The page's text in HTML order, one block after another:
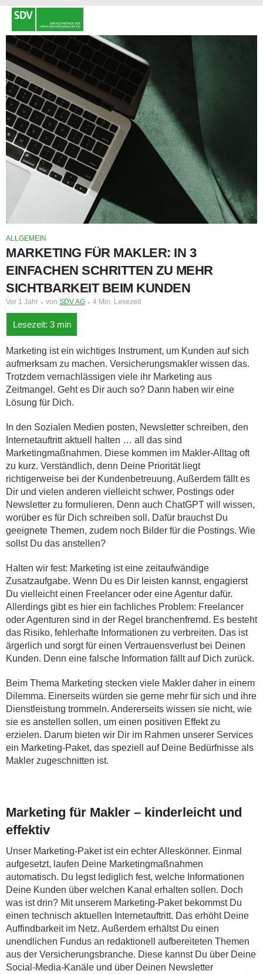
ALLGEMEIN
MARKETING FÜR MAKLER: IN 3
EINFACHEN SCHRITTEN ZU MEHR
SICHTBARKEIT BEIM KUNDEN
Vor 1 Jahr von SDV AG 4 Min. Lesezeit
Marketing ist ein wichtiges Instrument, um Kunden auf sich
aufmerksam zu machen. Versicherungsmakler wissen das.
Trotzdem vernachlässigen viele ihr Marketing aus
Zeitmangel. Geht es Dir auch so? Dann haben wir eine
Lösung für Dich.
In den Sozialen Medien posten, Newsletter schreiben, den
Internetauftritt aktuell halten … all das sind
Marketingmaßnahmen. Diese kommen im Makler-Alltag oft
zu kurz. Verständlich, denn Deine Priorität liegt
richtigerweise bei der Kundenbetreuung. Außerdem fällt es
Dir und vielen anderen vielleicht schwer, Postings oder
Newsletter zu formulieren. Denn auch ChatGPT will wissen,
worüber es für Dich schreiben soll. Dafür brauchst Du
geeignete Themen, zudem noch Bilder für die Postings. Wie
sollst Du das anstellen?
Halten wir fest: Marketing ist eine zeitaufwändige
Zusatzaufgabe. Wenn Du es Dir leisten kannst, engagierst
Du vielleicht einen Freelancer oder eine Agentur dafür.
Allerdings gibt es hier ein fachliches Problem: Freelancer
oder Agenturen sind in der Regel branchenfremd. Es besteht
das Risiko, fehlerhafte Informationen zu verbreiten. Das ist
ärgerlich und sorgt für einen Vertrauensverlust bei Deinen
Kunden. Denn eine falsche Information fällt auf Dich zurück.
Beim Thema Marketing stecken viele Makler daher in einem
Dilemma. Einerseits würden sie gerne mehr für sich und ihre
Dienstleistung trommeln. Andererseits wissen sie nicht, wie
sie es anstellen sollen, um einen positiven Effekt zu
erzielen. Darum bieten wir Dir im Rahmen unserer Services
ein Marketing-Paket, das speziell auf Deine Bedürfnisse als
Makler zugeschnitten ist.
Marketing für Makler – kinderleicht und
effektiv
Unser Marketing-Paket ist ein echter Alleskönner. Einmal
aufgesetzt, laufen Deine Marketingmaßnahmen
automatisch. Du legst lediglich fest, welche Informationen
Deine Kunden über welchen Kanal erhalten sollen. Doch
was ist drin? Mit unserem Marketing-Paket bekommst Du
einen technisch aktuellen Internetauftritt. Das erhöht Deine
Auffindbarkeit im Netz. Außerdem erhältst Du einen
unendlichen Fundus an redaktionell aufbereiteten Themen
aus der Versicherungsbranche. Diese kannst Du über Deine
Social-Media-Kanäle und über Deinen Newsletter